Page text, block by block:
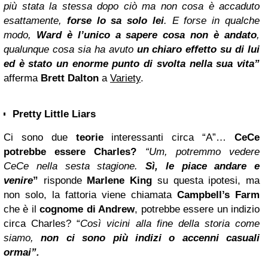
più stata la stessa dopo ciò ma non cosa è accaduto
esattamente, forse lo sa solo lei. E forse in qualche
modo, Ward è l’unico a sapere cosa non è andato,
qualunque cosa sia ha avuto un chiaro effetto su di lui
ed è stato un enorme punto di svolta nella sua vita”
afferma Brett Dalton a Variety.
Pretty Little Liars
Ci sono due teorieinteressanti circa “A”…CeCe
potrebbe essere Charles?
“Um, potremmo vedere
CeCe nella sesta stagione. Sì, le piace andare e
venire” risponde Marlene King su questa ipotesi, ma
non solo, la fattoria viene chiamata Campbell’s Farm
che è ilcognome di Andrew, potrebbe essere un indizio
circa Charles? “Così vicini alla fine della storia come
siamo,non ci sono più indizi o accenni casuali
ormai”.